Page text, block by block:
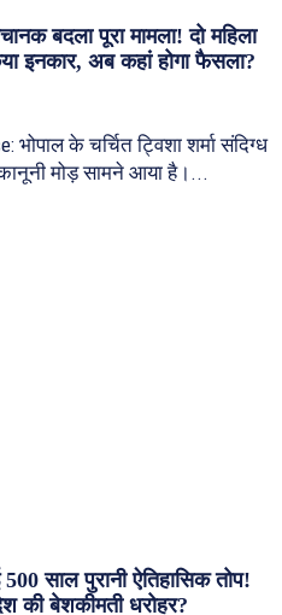
बदला पूरा मामला! दो महिला
इनकार, अब कहां होगा फैसला?
भोपाल के चर्चित ट्विशा शर्मा संदिग्ध
मोड़ सामने आया है।...
500 साल पुरानी ऐतिहासिक तोप!
की बेशकीमती धरोहर?